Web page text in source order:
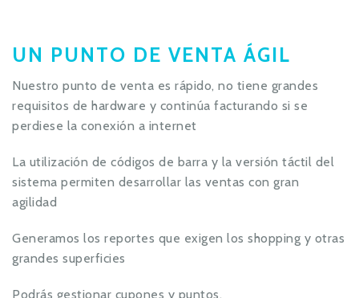
UN PUNTO DE VENTA ÁGIL
Nuestro punto de venta es rápido, no tiene grandes
requisitos de hardware y continúa facturando si se
perdiese la conexión a internet
La utilización de códigos de barra y la versión táctil del
sistema permiten desarrollar las ventas con gran
agilidad
Generamos los reportes que exigen los shopping y otras
grandes superficies
Podrás gestionar cupones y puntos.